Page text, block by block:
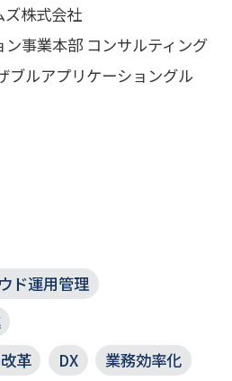
ズ株式会社
事業本部 コンサルティング
ブルアプリケーショングル
ド運用管理
革
DX 業務効率化